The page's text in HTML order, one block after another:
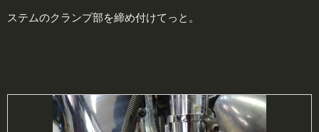
ステムのクランプ部を締め付けてっと。